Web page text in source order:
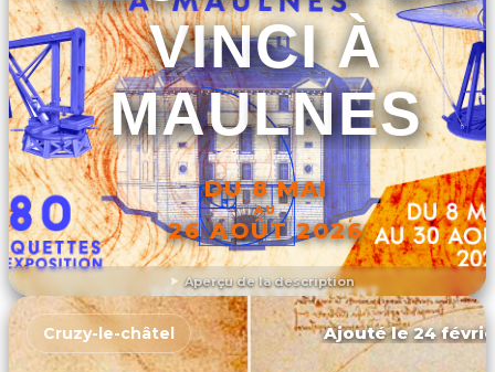
Aperçu de la description
VINCI À
MAULNES
DU 8 MAI
AU
26 AOÛT 2026
DÉCOUVRIR L'ÉVÉNEMENT
Cruzy-le-châtel Ajouté le 24